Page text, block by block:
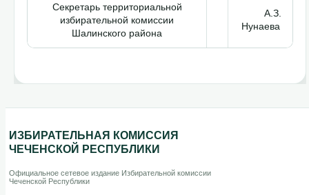
Секретарь территориальной
избирательной комиссии
Шалинского района
А.З.
Нунаева
ИЗБИРАТЕЛЬНАЯ КОМИССИЯ
ЧЕЧЕНСКОЙ РЕСПУБЛИКИ
Официальное сетевое издание Избирательной комиссии
Чеченской Республики